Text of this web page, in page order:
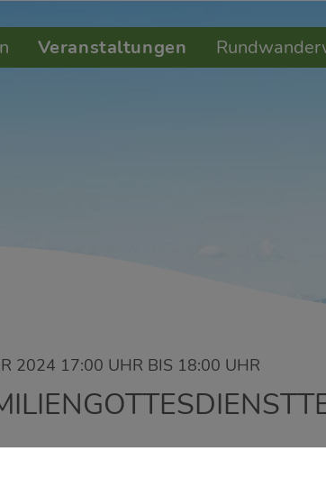
Veranstaltungen
2024 17:00 UHR BIS 18:00 UHR